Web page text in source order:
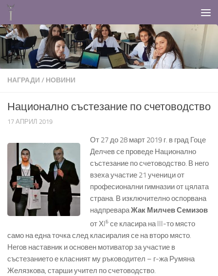
НАГРАДИ / НОВИНИ
Национално състезание по счетоводство
17 АПРИЛ 2019
От 27 до 28 март 2019 г. в град Гоце
Делчев се проведе Национално
състезание по счетоводство. В него
взеха участие 21 ученици от
професионални гимназии от цялата
страна. В изключително оспорвана
надпревараЖак Милчев Семизов
от ХIБ се класира на III-то място
само на една точка след класиралия се на второ място.
Негов наставник и основен мотиватор за участие в
състезанието е класният му ръководител – г-жа Румяна
Желязкова, старши учител по счетоводство.